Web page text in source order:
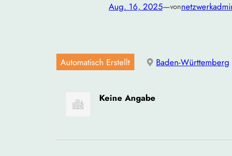
Aug. 16, 2025—von
Automatisch Erstellt Baden-Württemberg
Keine Angabe